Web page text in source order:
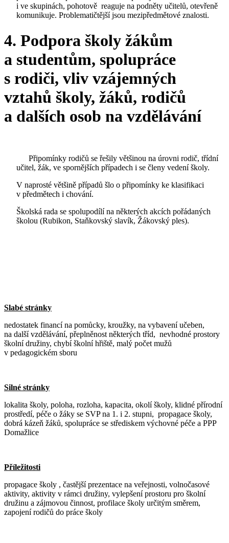
i ve skupinách, pohotově reaguje na podněty učitelů, otevřeně
komunikuje. Problematičtější jsou mezipředmětové znalosti.
4. Podpora školy žákům
a studentům, spolupráce
s rodiči, vliv vzájemných
vztahů školy, žáků, rodičů
a dalších osob na vzdělávání
Připomínky rodičů se řešily většinou na úrovni rodič, třídní
učitel, žák, ve spornějších případech i se členy vedení školy.
V naprosté většině případů šlo o připomínky ke klasifikaci
v předmětech i chování.
Školská rada se spolupodílí na některých akcích pořádaných
školou (Rubikon, Staňkovský slavík, Žákovský ples).
Slabé stránky
nedostatek financí na pomůcky, kroužky, na vybavení učeben,
na další vzdělávání, přeplněnost některých tříd, nevhodné prostory
školní družiny, chybí školní hřiště, malý počet mužů
v pedagogickém sboru
Silné stránky
lokalita školy, poloha, rozloha, kapacita, okolí školy, klidné přírodní
prostředí, péče o žáky se SVP na 1. i 2. stupni, propagace školy,
dobrá kázeň žáků, spolupráce se střediskem výchovné péče a PPP
Domažlice
Příležitosti
propagace školy , častější prezentace na veřejnosti, volnočasové
aktivity, aktivity v rámci družiny, vylepšení prostoru pro školní
družinu a zájmovou činnost, profilace školy určitým směrem,
zapojení rodičů do práce školy